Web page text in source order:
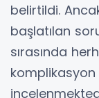
belirtildi.
başlatılan
sırasında
komplikasyon